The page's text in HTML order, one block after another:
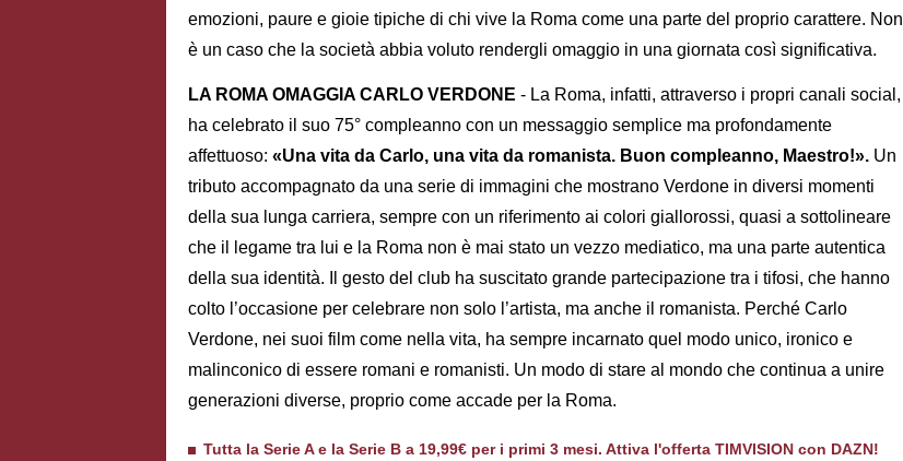
emozioni, paure e gioie tipiche di chi vive la Roma come una parte del proprio carattere. Non
è un caso che la società abbia voluto rendergli omaggio in una giornata così significativa.
LA ROMA OMAGGIA CARLO VERDONE - La Roma, infatti, attraverso i propri canali social,
ha celebrato il suo 75° compleanno con un messaggio semplice ma profondamente
affettuoso: «Una vita da Carlo, una vita da romanista. Buon compleanno, Maestro!». Un
tributo accompagnato da una serie di immagini che mostrano Verdone in diversi momenti
della sua lunga carriera, sempre con un riferimento ai colori giallorossi, quasi a sottolineare
che il legame tra lui e la Roma non è mai stato un vezzo mediatico, ma una parte autentica
della sua identità. Il gesto del club ha suscitato grande partecipazione tra i tifosi, che hanno
colto l’occasione per celebrare non solo l’artista, ma anche il romanista. Perché Carlo
Verdone, nei suoi film come nella vita, ha sempre incarnato quel modo unico, ironico e
malinconico di essere romani e romanisti. Un modo di stare al mondo che continua a unire
generazioni diverse, proprio come accade per la Roma.
Tutta la Serie A e la Serie B a 19,99€ per i primi 3 mesi. Attiva l'offerta TIMVISION con DAZN!